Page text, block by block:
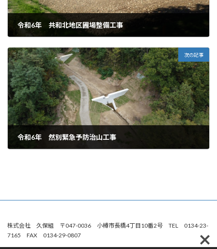
令和6年 共和北地区圃場整備工事
次の記事
令和6年 然別緊急予防治山工事
株式会社 久保組 〒047-0036 小樽市長橋4丁目10番2号 TEL 0134-23-
7165 FAX 0134-29-0807